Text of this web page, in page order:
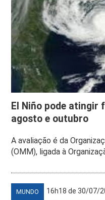
El Niño pode atingir
agosto e outubro
A avaliação é da
(OMM), ligada à
MUNDO 16h18 de 30/07/